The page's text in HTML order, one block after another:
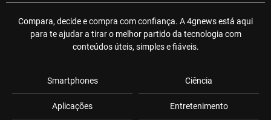
Compara, decide e compra com confiança. A 4gnews está aqui
para te ajudar a tirar o melhor partido da tecnologia com
conteúdos úteis, simples e fiáveis.
Smartphones
Aplicações
Ciência
Entretenimento